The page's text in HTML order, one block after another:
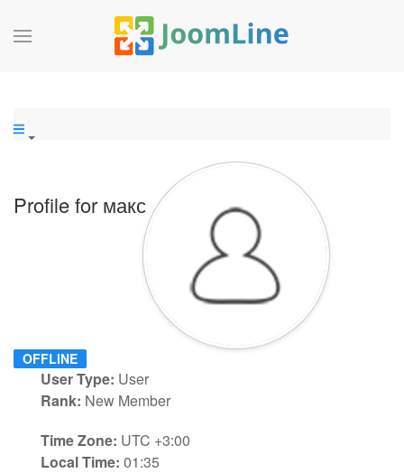
Profile for макс
OFFLINE
User Type: User
Rank: New Member
Time Zone: UTC +3:00
Local Time: 01:35